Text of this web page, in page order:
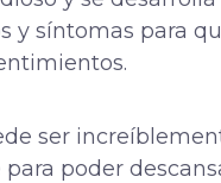
y síntomas para
ser
poder